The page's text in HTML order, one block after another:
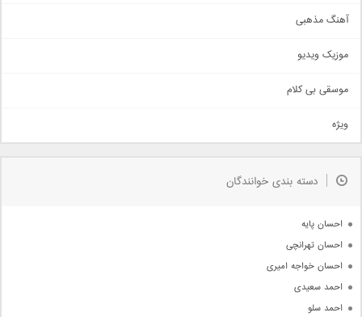
حماسی
سنتی
اهنگ بندرعباسی
دمو
مذهبی
جدیدترین ها
آهنگ مذهبی
موزیک ویدیو
موسقی بی کلام
ویژه
دسته بندی خوانندگان
احسان پایه
احسان تهرانچی
احسان خواجه امیری
احمد سعیدی
احمد سلو